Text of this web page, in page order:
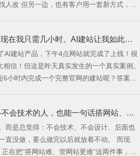
在我只需几小时。AI建站让我如此高
AI建站产品，下午4点网站就完成了上线！很
信！但这是昨天真实发生的一个真实案例。
小时内完成一个完整官网的建站呢？答案就
会技术的人，也能一句话搭网站、管
而是总觉得：不会技术、不会设计、后面也
直没做，要么做完以后就放着不动。 而现
在把“搭网站难、管网站更难”这两件事，慢